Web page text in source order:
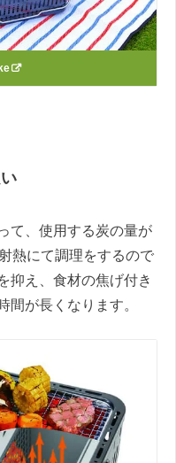
て、使用する炭の量が
熱にて調理をするので
抑え、食材の焦げ付き
間が長くなります。